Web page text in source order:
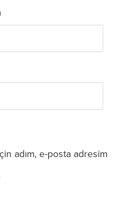
adım, e-posta adresim